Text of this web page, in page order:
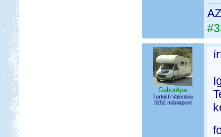
GaborApa
Turkish Valentine
3252 mániapont